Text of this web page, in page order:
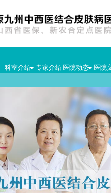
科室介绍 专家介绍 医院动态 医院